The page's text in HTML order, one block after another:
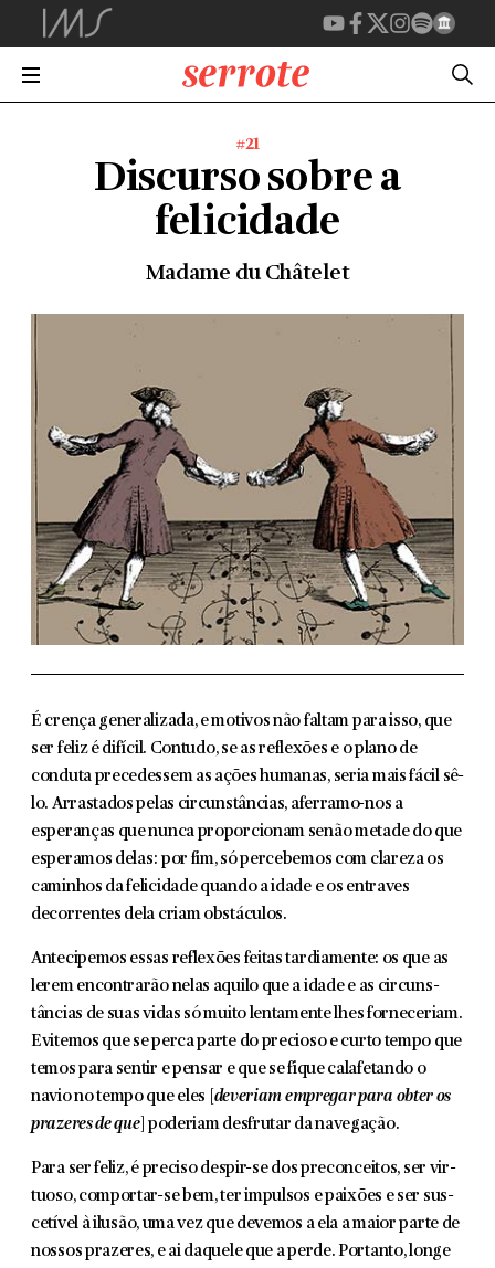
#21
Discurso sobre a
felicidade
Madame du Châtelet
É crença generalizada, e motivos não faltam para isso, que
ser feliz é difícil. Contudo, se as reflexões e o plano de
conduta pre­cedessem as ações humanas, seria mais fácil sê-
lo. Arrastados pelas circunstâncias, aferramo-nos a
esperanças que nunca proporcionam senão metade do que
esperamos delas: por fim, só percebemos com clareza os
caminhos da felicidade quando a idade e os entraves
decorrentes dela criam obstáculos.
Antecipemos essas reflexões feitas tardiamente: os que as
lerem encontrarão nelas aquilo que a idade e as circuns­
tâncias de suas vidas só muito lentamente lhes forneceriam.
Evitemos que se perca parte do precioso e curto tempo que
temos para sentir e pensar e que se fique calafetando o
navio no tempo que eles [ deveriam empregar para obter os
prazeres de que] poderiam desfrutar da navegação.
Para ser feliz, é preciso despir-se dos preconceitos, ser vir­
tuoso, comportar-se bem, ter impulsos e paixões e ser sus­
cetível à ilusão, uma vez que devemos a ela a maior parte de
nossos prazeres, e ai daquele que a perde. Portanto, longe